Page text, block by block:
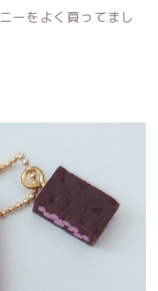
ーをよく買ってまし